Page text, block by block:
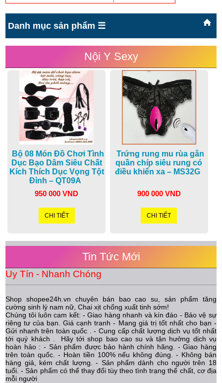
Danh mục sản phẩm ☰
Nội Y Sexy
Bộ 08 Món Đồ Chơi Tình
Dục Bạo Dâm Siêu Chất
Kích Thích Dục Vọng Tột
Đỉnh – QT09A
950 000 VND
CHI TIẾT
Trứng rung mu rùa gắn
quần chíp siêu rung có
điều khiển xa – MS32G
900 000 VND
CHI TIẾT
Tin Tức Mới
Uy Tín - Nhanh Chóng
Shop shopee24h.vn chuyên bán bao cao su, sản phẩm tăng
cường sinh lý nam nữ, Chai xịt chống xuất tinh sớm!
Chúng tôi luôn cam kết: - Giao hàng nhanh và kín đáo - Bảo vệ sự
riêng tư của bạn. Giá cạnh tranh - Mang giá trị tốt nhất cho bạn -
Gửi nhanh trên toàn quốc . - Cung cấp chất lượng dịch vụ tốt nhất
tới quý khách . Hãy tới shop bao cao su và tận hưởng dịch vụ
hoàn hảo : - Sản phẩm được bảo hành chính hãng. - Giao hàng
trên toàn quốc. - Hoàn tiền 100% nếu không đúng. - Không bán
hàng giả, kém chất lượng. - Sản phẩm dành cho người trên 18
tuổi. - Sản phẩm có thể thay đổi tùy theo tình trạng thể chất, cơ địa
mỗi người